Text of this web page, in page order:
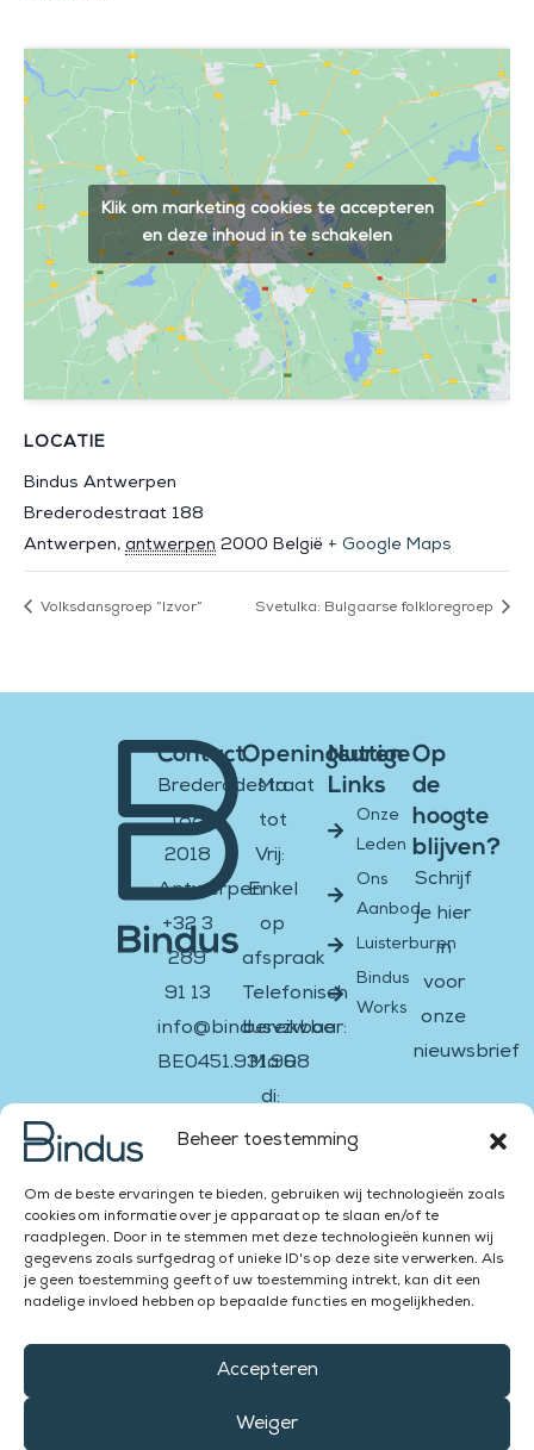
Beheer toestemming
Om de beste ervaringen te bieden, gebruiken wij technologieën zoals
cookies om informatie over je apparaat op te slaan en/of te
raadplegen. Door in te stemmen met deze technologieën kunnen wij
gegevens zoals surfgedrag of unieke ID's op deze site verwerken. Als
je geen toestemming geeft of uw toestemming intrekt, kan dit een
nadelige invloed hebben op bepaalde functies en mogelijkheden.
Accepteren
Weiger
LOCATIE
Bindus Antwerpen
Brederodestraat 188
Antwerpen, antwerpen 2000 België + Google Maps
Klik om marketing cookies te accepteren
en deze inhoud in te schakelen
Volksdansgroep “Izvor” Svetulka: Bulgaarse folkloregroep
Contact
Brederodestraat
188
2018
Antwerpen
+32 3
289
91 13
info@bindusvzw.be
BE0451.931.908
Openingsuren
Ma
tot
Vrij:
Enkel
op
afspraak
Telefonisch
bereikbaar:
Ma &
di:
13:00
16:00
Za &
Zon:
gesloten
Nuttige
Links
Onze
Leden
Ons
Aanbod
Luisterburen
Bindus
Works
Op
de
hoogte
blijven?
Schrijf
je hier
in
voor
onze
nieuwsbrief